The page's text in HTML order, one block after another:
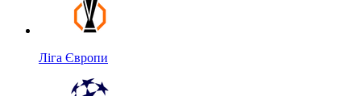
Ліга Європи